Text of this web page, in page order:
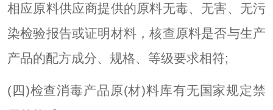
相应原料供应商提供的原料无毒、无害、无污
染检验报告或证明材料，核查原料是否与生产
产品的配方成分、规格、等级要求相符;
(四)检查消毒产品原(材)料库有无国家规定禁